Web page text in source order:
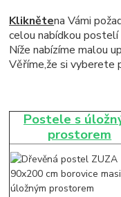
Kliknětena Vámi
celou nabídkou
Níže nabízíme malou
Věříme,že si vyberete
Postele s
prostorem